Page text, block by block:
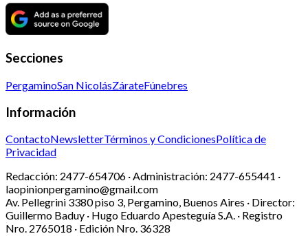
Secciones
PergaminoSan NicolásZárateFúnebres
Información
ContactoNewsletterTérminos y CondicionesPolítica de
Privacidad
Redacción: 2477-654706 ·Administración: 2477-655441 ·
laopinionpergamino@gmail.com
Av. Pellegrini 3380 piso 3, Pergamino, Buenos Aires · Director:
Guillermo Baduy · Hugo Eduardo Apesteguía S.A. · Registro
Nro. 2765018 · Edición Nro. 36328